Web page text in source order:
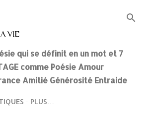
VIE
qui se définit en un mot et 7
comme Poésie Amour
Amitié Générosité Entraide
PLUS…